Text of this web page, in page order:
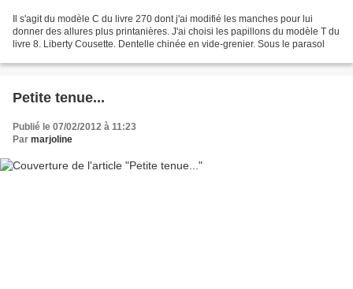
Il s'agit du modèle C du livre 270 dont j'ai modifié les manches pour lui
donner des allures plus printanières. J'ai choisi les papillons du modèle T du
livre 8. Liberty Cousette. Dentelle chinée en vide-grenier. Sous le parasol
Petite tenue...
Publié le 07/02/2012 à 11:23
Par marjoline